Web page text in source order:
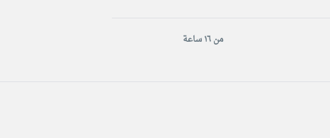
من ١٦ ساعة